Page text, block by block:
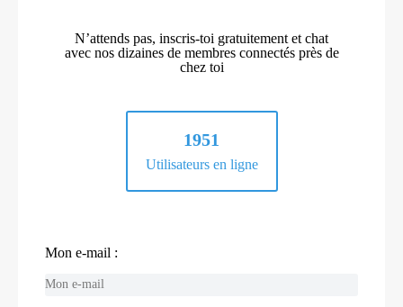
N’attends pas, inscris-toi gratuitement et chat
avec nos dizaines de membres connectés près de
chez toi
1951
Utilisateurs en ligne
Mon e-mail :